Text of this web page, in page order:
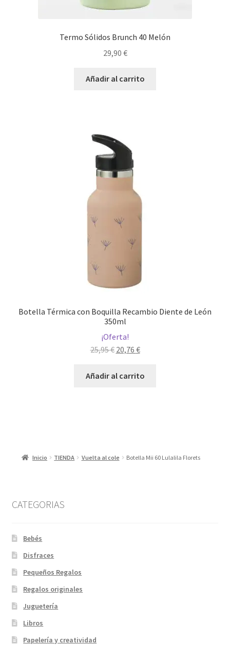
Termo Sólidos Brunch 40 Melón
29,90 €
Añadir al carrito
Botella Térmica con Boquilla Recambio Diente de León
350ml
¡Oferta!
25,95€ El
original
20,76 €El
actual
Añadir al carrito
Inicio TIENDA Vuelta al cole Botella Mii 60 Lulalila Florets
CATEGORIAS
Bebés
Disfraces
Pequeños Regalos
Regalos originales
Juguetería
Libros
Papelería y creatividad